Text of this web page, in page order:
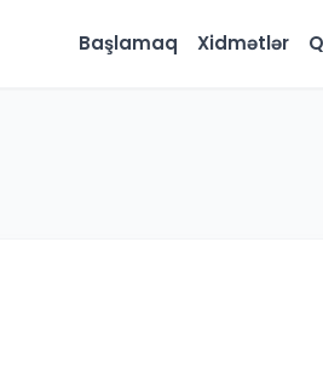
Başlamaq Xidmətlər